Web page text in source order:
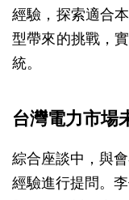
經驗，探索適合
型帶來的挑戰，
統。
台灣電力市場
綜合座談中，與
經驗進行提問。